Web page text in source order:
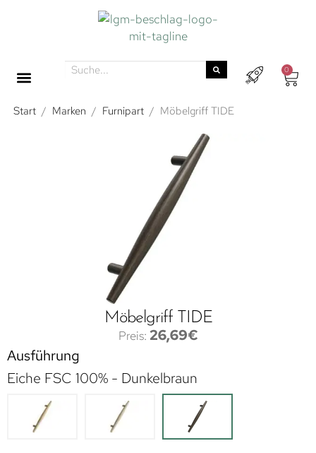
0
Start / Marken / Furnipart / Möbelgriff TIDE
Möbelgriff TIDE
26,69€
Ausführung
Eiche FSC 100% - Dunkelbraun